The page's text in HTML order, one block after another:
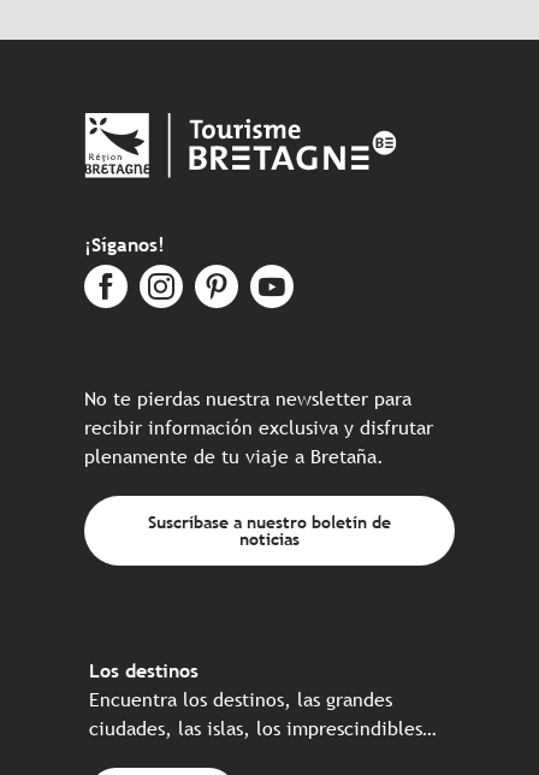
¡Síganos!
No te pierdas nuestra newsletter para
recibir información exclusiva y disfrutar
plenamente de tu viaje a Bretaña.
Suscríbase a nuestro boletín de
noticias
Los destinos
Encuentra los destinos, las grandes
ciudades, las islas, los imprescindibles…